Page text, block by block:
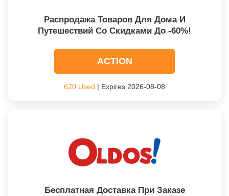
Распродажа Товаров Для Дома И
Путешествий Со Скидками До -60%!
ACTION
620 Used | Expires 2026-08-08
Бесплатная Доставка При Заказе